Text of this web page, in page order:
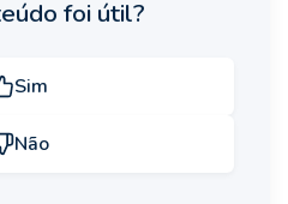
foi útil?
Sim
Não